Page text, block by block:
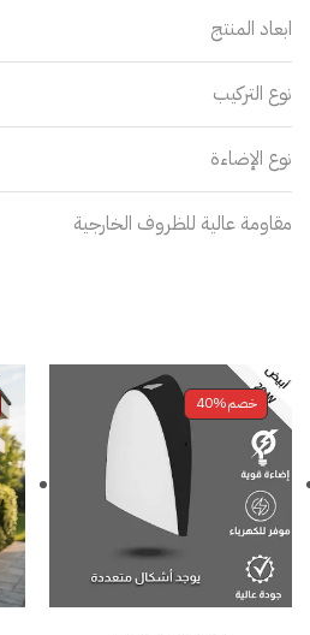
ابعاد المنتج
نوع التركيب
نوع الإضاءة
مقاومة عالية للظروف الخارجية
خصم40%